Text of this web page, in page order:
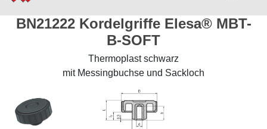
BN21222 Kordelgriffe Elesa® MBT-
B-SOFT
Thermoplast schwarz
mit Messingbuchse und Sackloch